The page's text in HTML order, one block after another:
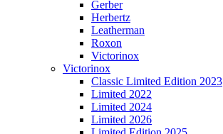
Gerber
Herbertz
Leatherman
Roxon
Victorinox
Victorinox
Classic Limited Edition 2023
Limited 2022
Limited 2024
Limited 2026